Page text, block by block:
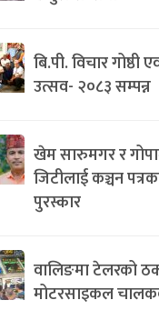
बि.पी. विचार गोष्ठी
उत्सव- २०८३ सम्पन्न
खेम सारुमगर र
जिटीलाई कञ्चन
पुरस्कार
वालिङमा टेलरको
मोटरसाइकल